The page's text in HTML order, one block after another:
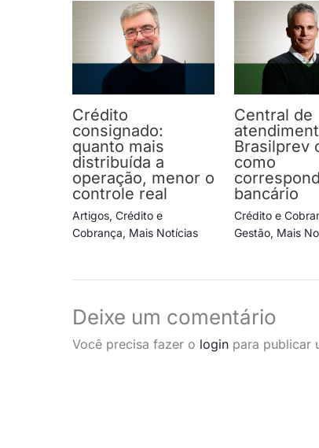
Crédito
consignado:
quanto mais
distribuída a
operação, menor o
controle real
Artigos, Crédito e
Cobrança, Mais Notícias
Central de
Brasilprev
como
bancário
Crédito e
Gestão, Mais
Deixe um comentário
Você precisa fazer o login para publicar